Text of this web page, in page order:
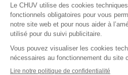
(ouvre une nouvelle
(ouvre une